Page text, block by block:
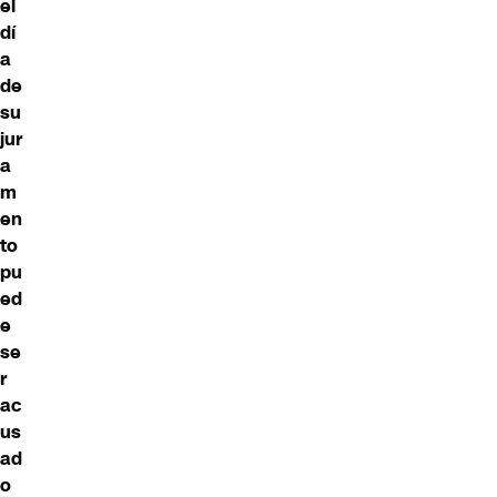
el
dí
a
de
su
jur
a
m
en
to
pu
ed
e
se
r
ac
us
ad
o